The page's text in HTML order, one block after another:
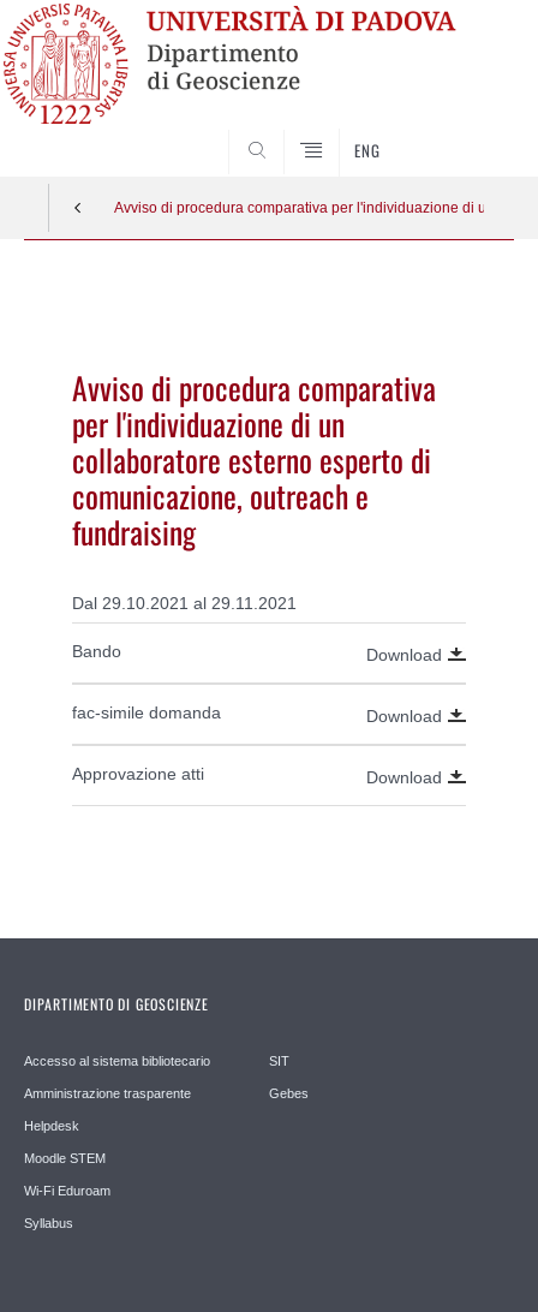
ENG
Avviso di procedura comparativa per l'individuazione di un
Avviso di procedura comparativa
per l'individuazione di un
collaboratore esterno esperto di
comunicazione, outreach e
fundraising
Dal 29.10.2021 al 29.11.2021
Bando Download
fac-simile domanda Download
Approvazione atti Download
DIPARTIMENTO DI GEOSCIENZE
Accesso al sistema bibliotecario
Amministrazione trasparente
Helpdesk
Moodle STEM
Wi-Fi Eduroam
Syllabus
SIT
Gebes